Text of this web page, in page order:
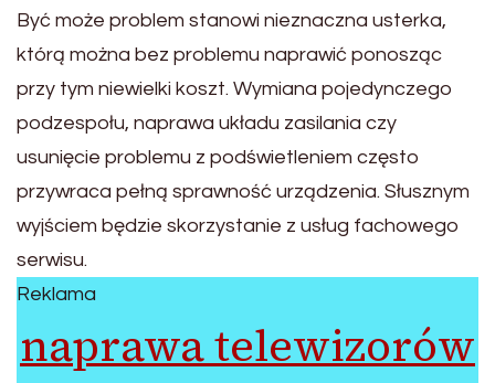
Być może problem stanowi nieznaczna usterka,
którą można bez problemu naprawić ponosząc
przy tym niewielki koszt. Wymiana pojedynczego
podzespołu, naprawa układu zasilania czy
usunięcie problemu z podświetleniem często
przywraca pełną sprawność urządzenia. Słusznym
wyjściem będzie skorzystanie z usług fachowego
serwisu.
Reklama
naprawa telewizorów